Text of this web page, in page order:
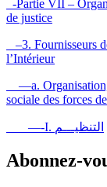
-Partie VII –
de justice
–3. Fournisseurs
l’Intérieur
—a. Organisation,
sociale des forces
—-I. التنظيـــم
Abonnez-